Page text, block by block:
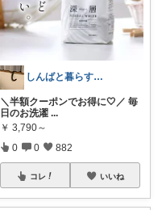
しんばと暮らす日々
＼半額クーポンでお得に🤍／ 毎
日のお洗濯 ...
￥ 3,790～
0 0 882
コレ いいね